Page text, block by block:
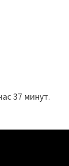
37 минут.